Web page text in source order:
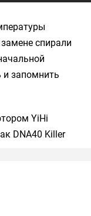
спирали
и запомнить
YiHi
DNA40 Killer